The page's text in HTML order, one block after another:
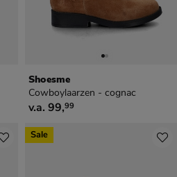
Shoesme
Cowboylaarzen - cognac
vanaf € 99,99
v.a. 99,99
Sale